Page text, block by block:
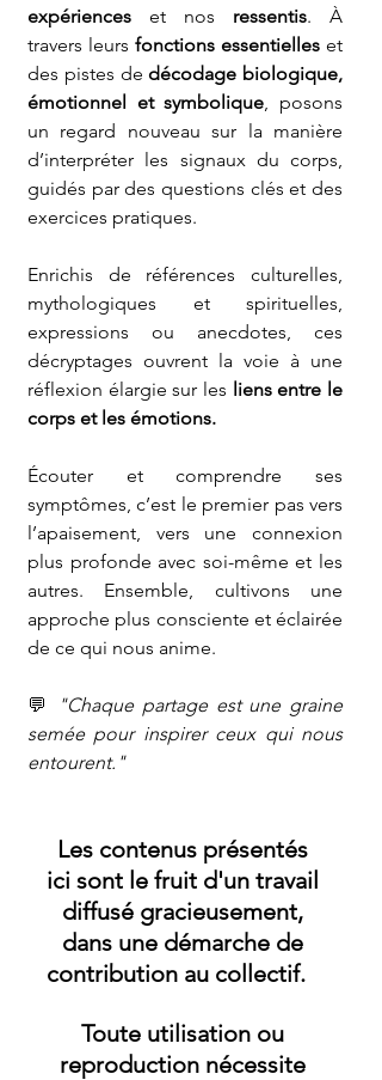
expériences et nos ressentis. À
travers leurs fonctions essentielles et
des pistes de décodage biologique,
émotionnel et symbolique, posons
un regard nouveau sur la manière
d’interpréter les signaux du corps,
guidés par des questions clés et des
exercices pratiques.
Enrichis de références culturelles,
mythologiques et spirituelles,
expressions ou anecdotes, ces
décryptages ouvrent la voie à une
réflexion élargie sur les liens entre le
corps et les émotions.
Écouter et comprendre ses
symptômes, c’est le premier pas vers
l’apaisement, vers une connexion
plus profonde avec soi-même et les
autres. Ensemble, cultivons une
approche plus consciente et éclairée
de ce qui nous anime.
💬
"Chaque partage est une graine
semée pour inspirer ceux qui nous
entourent."
Les contenus présentés
ici sont le fruit d'un travail
diffusé gracieusement,
dans une démarche de
contribution au collectif.
Toute utilisation ou
reproduction nécessite